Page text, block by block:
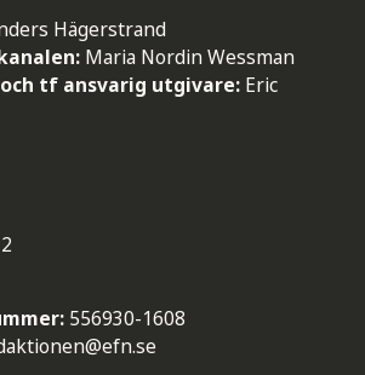
Hägerstrand
Maria Nordin Wessman
tf ansvarig utgivare: Eric
556930-1608